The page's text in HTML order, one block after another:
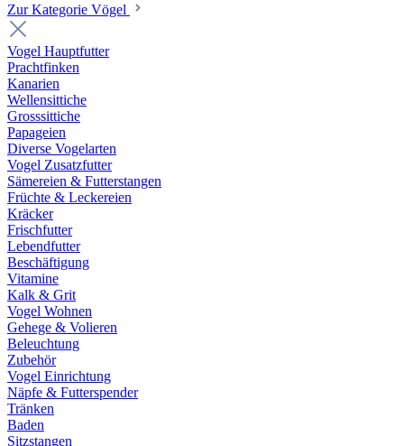
Zur Kategorie Vögel
Vogel Hauptfutter
Prachtfinken
Kanarien
Wellensittiche
Grosssittiche
Papageien
Diverse Vogelarten
Vogel Zusatzfutter
Sämereien & Futterstangen
Früchte & Leckereien
Kräcker
Frischfutter
Lebendfutter
Beschäftigung
Vitamine
Kalk & Grit
Vogel Wohnen
Gehege & Volieren
Beleuchtung
Zubehör
Vogel Einrichtung
Näpfe & Futterspender
Tränken
Baden
Sitzstangen